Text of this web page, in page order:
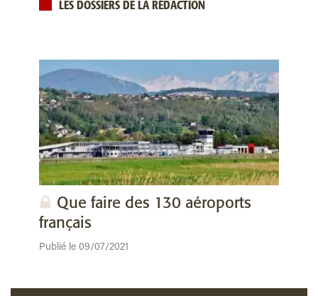
LES DOSSIERS DE LA RÉDACTION
Que faire des 130 aéroports
français
Publié le 09/07/2021